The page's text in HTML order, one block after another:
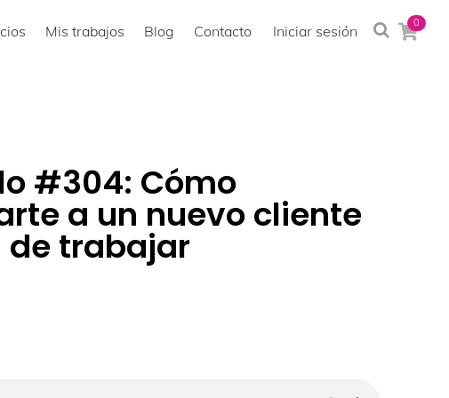
0
Mis trabajos Blog Contacto Iniciar sesión
#304: Cómo
a un nuevo cliente
de trabajar